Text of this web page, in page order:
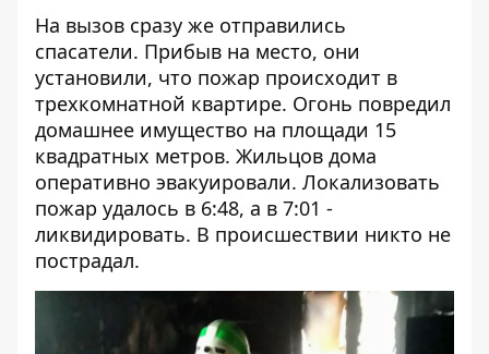
На вызов сразу же отправились
спасатели. Прибыв на место, они
установили, что пожар происходит в
трехкомнатной квартире. Огонь повредил
домашнее имущество на площади 15
квадратных метров. Жильцов дома
оперативно эвакуировали. Локализовать
пожар удалось в 6:48, а в 7:01 -
ликвидировать. В происшествии никто не
пострадал.